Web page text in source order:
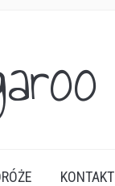
KONTAKT